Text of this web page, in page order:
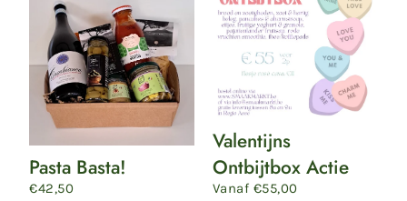
Pasta
Basta!
Pasta Basta!
Normale
€42,50
Valentijns
Ontbijtbox
Actie
Valentijns
Ontbijtbox Actie
Normale
Vanaf €55,00